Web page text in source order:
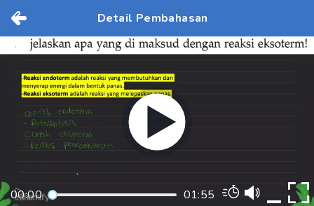
Detail Pembahasan
00:00 01:55